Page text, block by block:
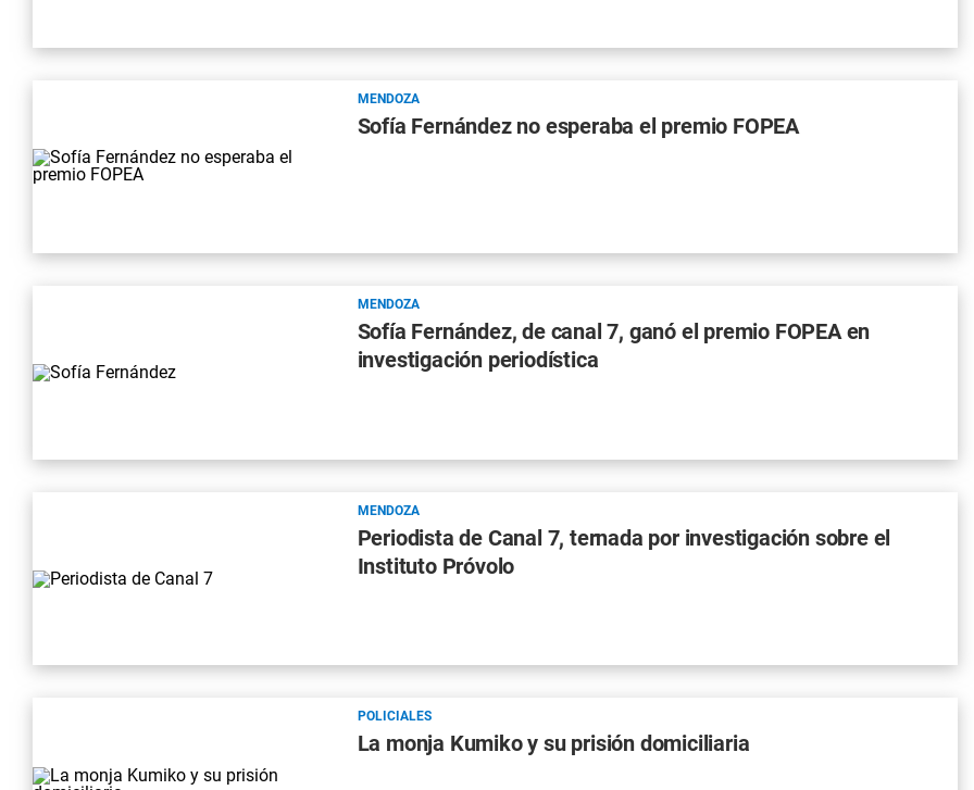
MENDOZA
Sofía Fernández no esperaba el premio FOPEA
MENDOZA
Sofía Fernández, de canal 7, ganó el premio FOPEA en
investigación periodística
MENDOZA
Periodista de Canal 7, ternada por investigación sobre el
Instituto Próvolo
POLICIALES
La monja Kumiko y su prisión domiciliaria